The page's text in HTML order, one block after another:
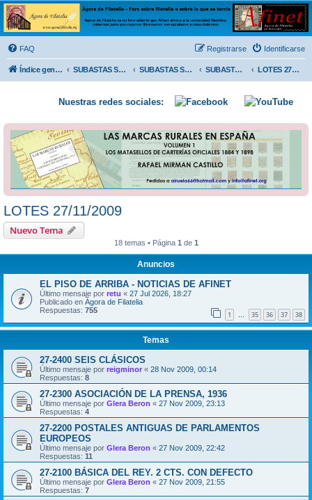
Ágora de Filatelia
Foro sobre filatelia o sobre lo que se tercie. Ágora de Filatelia es un foro abierto que Afinet
ofrece a la comunidad filatélica universal para que exprese libremente sus opiniones y
conocimientos
FAQ Identificarse
Registrarse
Índice general SUBASTAS SOLIDARIAS (In memoriam MENDOZA) SUBASTAS SOLIDARIAS 2025 y anteriores SUBASTAS SOLIDARIAS 2009 LOTES 27/11/2009
Nuestras redes sociales:
LOTES 27/11/2009
Nuevo Tema
18 temas • Página 1 de 1
Anuncios
EL PISO DE ARRIBA - NOTICIAS DE AFINET
Último mensaje por retu « 27 Jul 2026, 18:27
Publicado en Ágora de Filatelia
Respuestas: 755 1 … 35 36 37 38
Temas
27-2400 SEIS CLÁSICOS
Último mensaje por reigminor « 28 Nov 2009, 00:14
Respuestas: 8
27-2300 ASOCIACIÓN DE LA PRENSA, 1936
Último mensaje por Glera Beron « 27 Nov 2009, 23:13
Respuestas: 4
27-2200 POSTALES ANTIGUAS DE PARLAMENTOS
EUROPEOS
Último mensaje por Glera Beron « 27 Nov 2009, 22:42
Respuestas: 11
27-2100 BÁSICA DEL REY. 2 CTS. CON DEFECTO
Último mensaje por Glera Beron « 27 Nov 2009, 21:55
Respuestas: 7